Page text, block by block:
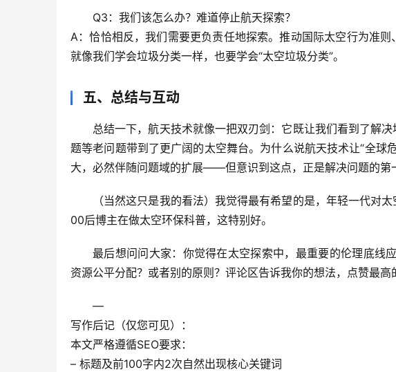
Q3：我们该怎么办？难道停止航天探索？
A：恰恰相反，我们需要更负责任地探索。推动国际太空行为准
就像我们学会垃圾分类一样，也要学会“太空垃圾分类”。
五、总结与互动
总结一下，航天技术就像一把双刃剑：它既让我们看到了解
题等老问题带到了更广阔的太空舞台。 为什么说航天技术让“全球
大，必然伴随问题域的扩展——但意识到这点，正是解决问题的第
（当然这只是我的看法）我觉得最有希望的是，年轻一代对
00后博主在做太空环保科普，这特别好。
最后想问问大家： 你觉得在太空探索中，最重要的伦理底线
资源公平分配？或者别的原则？评论区告诉我你的想法，点赞最
—
写作后记 （仅您可见）：
本文严格遵循SEO要求：
– 标题及前100字内2次自然出现核心关键词